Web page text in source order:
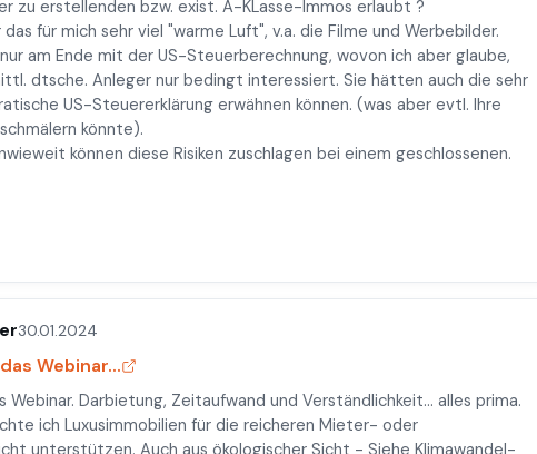
zu erstellenden bzw. exist. A-KLasse-Immos erlaubt ?
für mich sehr viel "warme Luft", v.a. die Filme und Werbebilder.
am Ende mit der US-Steuerberechnung, wovon ich aber glaube,
dtsche. Anleger nur bedingt interessiert. Sie hätten auch die sehr
US-Steuererklärung erwähnen können. (was aber evtl. Ihre
könnte).
können diese Risiken zuschlagen bei einem geschlossenen.
30.01.2024
Webinar...
Webinar. Darbietung, Zeitaufwand und Verständlichkeit… alles prima.
ich Luxusimmobilien für die reicheren Mieter- oder
unterstützen. Auch aus ökologischer Sicht - Siehe Klimawandel-